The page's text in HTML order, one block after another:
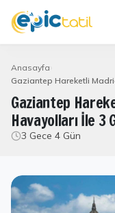
Anasayfa
Gaziantep Hareketli
Gaziantep
Havayolları İle 3
3 Gece 4 Gün